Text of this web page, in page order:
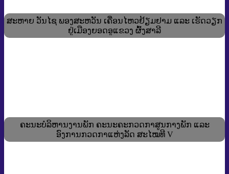
ສະຫາຍ ວັນໄຊ ພອງສະຫວັນ ເຄື່ອນໄຫວຢ້ຽມຢາມ ແລະ ເຮັດວຽກ
ຢູ່ເມືອງຍອດອູແຂວງ ຜົ້ງສາລີ
ຄະນະບໍລິຫານງານພັກ ຄະນະຄະກວດກາສູນກາງພັກ ແລະ
ອົງການກວດກາແຫ່ງລັດ ສະໄໝທີ V